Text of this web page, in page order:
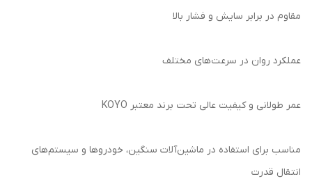
مقاوم در برابر سایش و فشار بالا
عملکرد روان در سرعت‌های مختلف
عمر طولانی و کیفیت عالی تحت برند معتبر KOYO
مناسب برای استفاده در ماشین‌آلات سنگین، خودروها و سیستم‌های
انتقال قدرت